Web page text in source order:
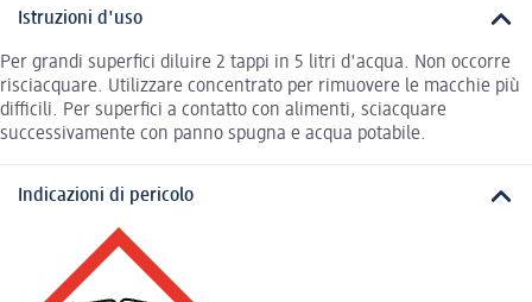
Istruzioni d'uso
Per grandi superfici diluire 2 tappi in 5 litri d'acqua. Non occorre
risciacquare. Utilizzare concentrato per rimuovere le macchie più
difficili. Per superfici a contatto con alimenti, sciacquare
successivamente con panno spugna e acqua potabile.
Indicazioni di pericolo